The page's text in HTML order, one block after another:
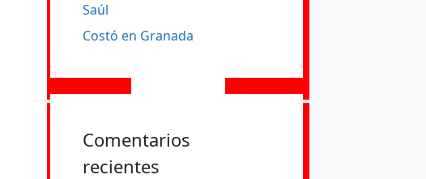
Saúl
Costó en Granada
Comentarios
recientes